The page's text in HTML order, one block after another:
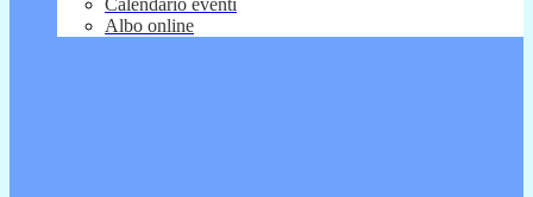
Calendario eventi
Albo online